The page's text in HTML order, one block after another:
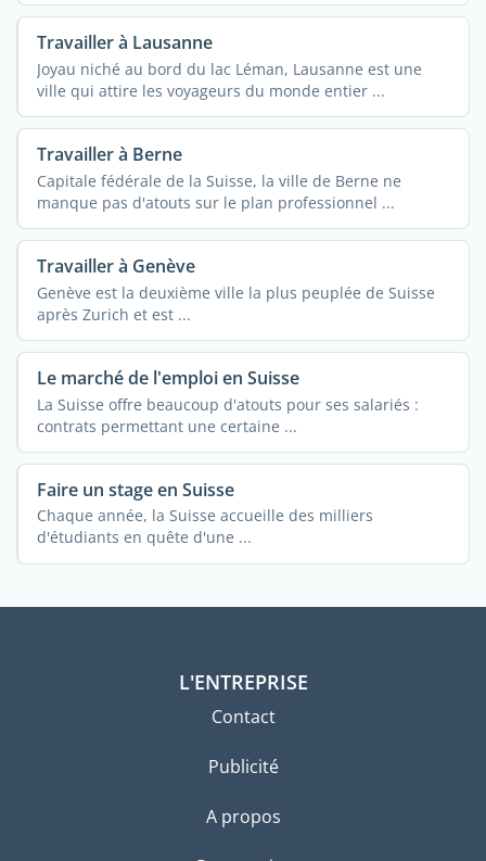
Travailler à Lausanne
Joyau niché au bord du lac Léman, Lausanne est une
ville qui attire les voyageurs du monde entier ...
Travailler à Berne
Capitale fédérale de la Suisse, la ville de Berne ne
manque pas d'atouts sur le plan professionnel ...
Travailler à Genève
Genève est la deuxième ville la plus peuplée de Suisse
après Zurich et est ...
Le marché de l'emploi en Suisse
La Suisse offre beaucoup d'atouts pour ses salariés :
contrats permettant une certaine ...
Faire un stage en Suisse
Chaque année, la Suisse accueille des milliers
d'étudiants en quête d'une ...
L'ENTREPRISE
Contact
Publicité
A propos